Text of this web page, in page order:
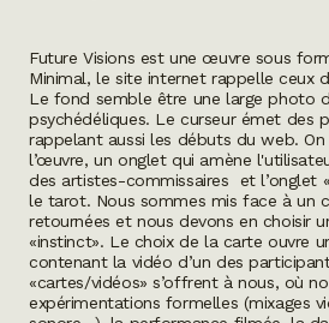
Future Visions est une œuvre sous
Minimal, le site internet rappelle ceux
Le fond semble être une large photo
psychédéliques. Le curseur émet des
rappelant aussi les débuts du web.
l’œuvre, un onglet qui amène
des artistes-commissaires et l’onglet
le tarot. Nous sommes mis face à un
retournées et nous devons en choisir
«instinct». Le choix de la carte ouvre
contenant la vidéo d’un des
«cartes/vidéos» s’offrent à nous, où
expérimentations formelles (mixages